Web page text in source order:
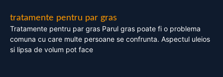
tratamente pentru par gras
Tratamente pentru par gras Parul gras poate fi o problema
comuna cu care multe persoane se confrunta. Aspectul uleios
si lipsa de volum pot face